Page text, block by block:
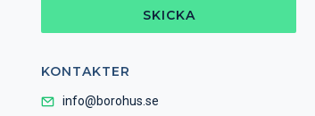
SKICKA
KONTAKTER
info@borohus.se